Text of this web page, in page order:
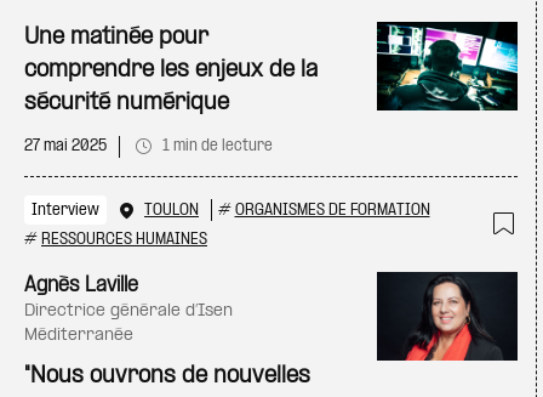
Une matinée pour
comprendre les enjeux de la
sécurité numérique
27 mai 2025 1 min de lecture
Interview TOULON # ORGANISMES DE FORMATION
# RESSOURCES HUMAINES
Agnès Laville
directrice générale d’Isen
Méditerranée
"Nous ouvrons de nouvelles